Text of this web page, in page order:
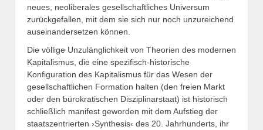
neues, neoliberales gesellschaftliches Universum
zurückgefallen, mit dem sie sich nur noch unzureichend
auseinandersetzen können.
Die völlige Unzulänglichkeit von Theorien des modernen
Kapitalismus, die eine spezifisch-historische
Konfiguration des Kapitalismus für das Wesen der
gesellschaftlichen Formation halten (den freien Markt
oder den bürokratischen Disziplinarstaat) ist historisch
schließlich manifest geworden mit dem Aufstieg der
staatszentrierten ›Synthesis‹ des 20. Jahrhunderts, ihr